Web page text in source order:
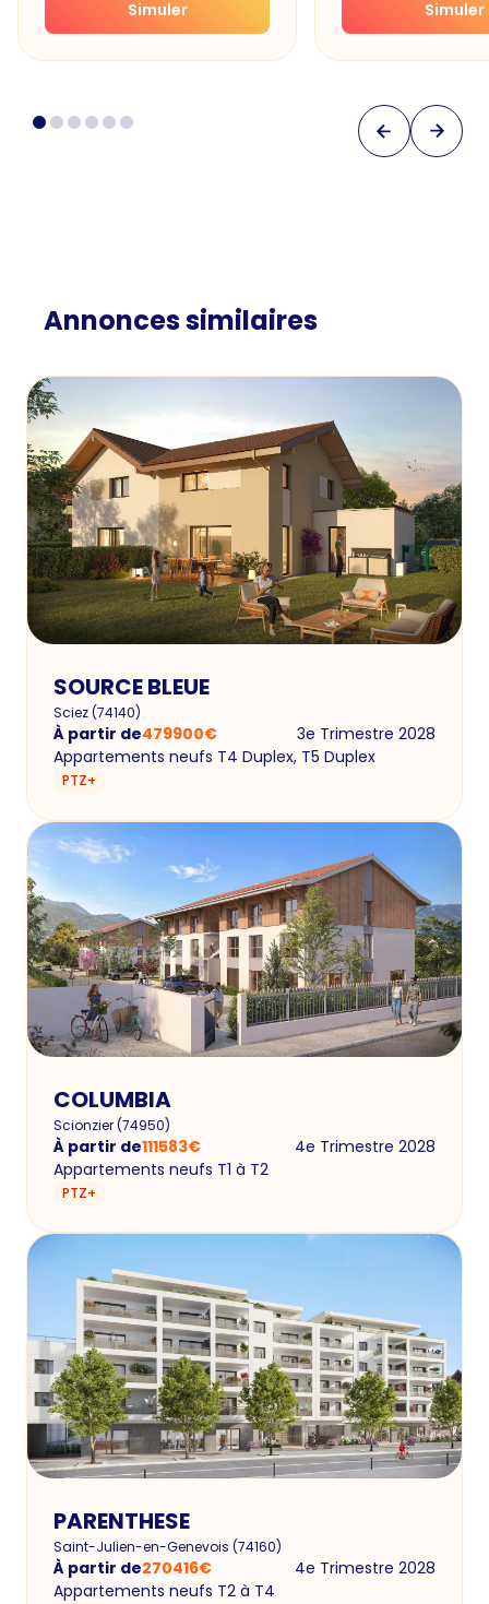
Simuler Simuler
Annonces similaires
SOURCE BLEUE
Sciez(74140)
À partir de479900€
3e Trimestre 2028
Appartements neufs T4 Duplex, T5 Duplex
PTZ+
COLUMBIA
Scionzier(74950)
À partir de111583€
4e Trimestre 2028
Appartements neufs T1 à T2
PTZ+
PARENTHESE
Saint-Julien-en-Genevois (74160)
À partir de270416€
4e Trimestre 2028
Appartements neufs T2 à T4